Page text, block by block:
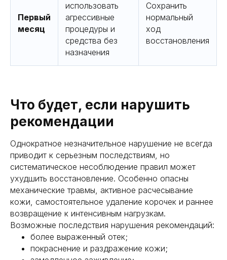
Первый
месяц
использовать
агрессивные
процедуры и
средства без
назначения
Сохранить
нормальный
ход
восстановления
Что будет, если нарушить
рекомендации
Однократное незначительное нарушение не всегда
приводит к серьезным последствиям, но
систематическое несоблюдение правил может
ухудшить восстановление. Особенно опасны
механические травмы, активное расчесывание
кожи, самостоятельное удаление корочек и раннее
возвращение к интенсивным нагрузкам.
Возможные последствия нарушения рекомендаций:
более выраженный отек;
покраснение и раздражение кожи;